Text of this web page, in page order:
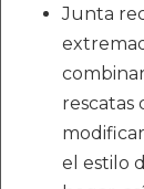
Junta
rescatas
el estilo